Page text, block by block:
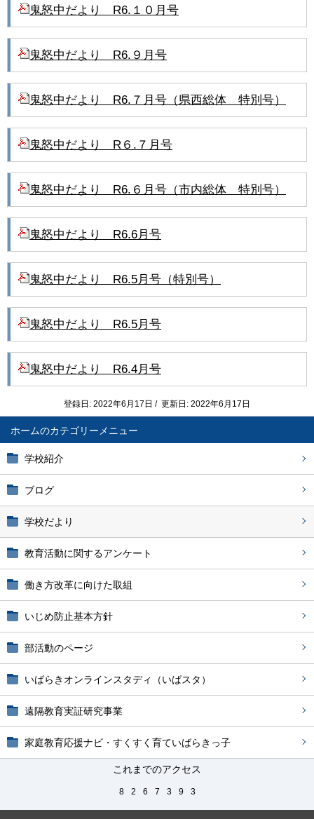
ホーム
学校紹介
ブログ
学校だより
教育活動に関するアンケート
働き方改革に向けた取組
いじめ防止基本方針
部活動のページ
いばらきオンラインスタディ（いばスタ）
遠隔教育実証研究事業
家庭教育応援ナビ・すくすく育ていばらきっ子
これまでのアクセス
8 2 6 7 3 9 3
鬼怒中だより R6.１０月号
鬼怒中だより R6.９月号
鬼怒中だより R6.７月号（県西総体 特別号）
鬼怒中だより R６.７月号
鬼怒中だより R6.６月号（市内総体 特別号）
鬼怒中だより R6.6月号
鬼怒中だより R6.5月号（特別号）
鬼怒中だより R6.5月号
鬼怒中だより R6.4月号
登録日: 2022年6月17日 / 更新日: 2022年6月17日